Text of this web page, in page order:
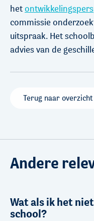
het
commissie
uitspraak. Het
advies van de
Terug naar overzicht
Andere
Wat als ik het
school?